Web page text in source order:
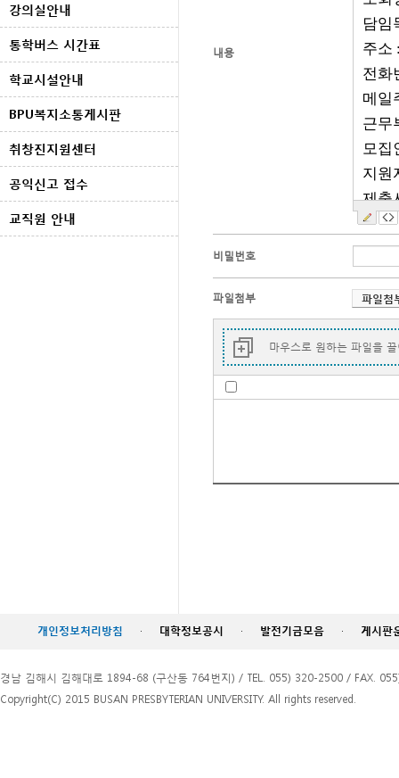
강의실안내
통학버스 시간표
학교시설안내
BPU복지소통게시판
취창진지원센터
공익신고 접수
교직원 안내
내용
비밀번호
파일첨부
마우스로 원하는 파일을
개인정보처리방침 · 대학정보공시 · 발전기금모음 · 게시판
경남 김해시 김해대로 1894-68 (구산동 764번지) / TEL. 055) 320-2500 / FAX.
Copyright(C) 2015 BUSAN PRESBYTERIAN UNIVERSITY. All rights reserved.